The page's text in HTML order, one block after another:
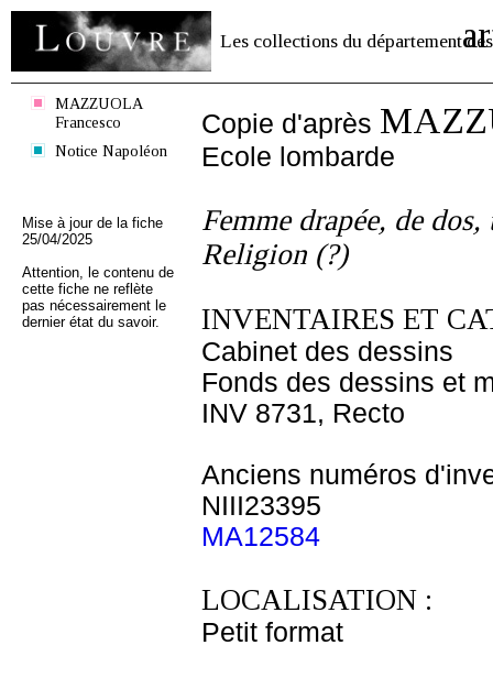
Les collections du département des
MAZZUOLA
Francesco
Notice Napoléon
Mise à jour de la fiche
25/04/2025
Attention, le contenu de
cette fiche ne reflète
pas nécessairement le
dernier état du savoir.
Copie d'après
Ecole lombarde
Femme drapée, de
Religion (?)
INVENTAIRES ET
Cabinet des dessins
Fonds des dessins et
INV 8731, Recto
Anciens numéros
NIII23395
MA12584
LOCALISATION :
Petit format